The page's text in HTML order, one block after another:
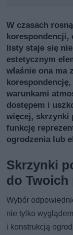
W czasach
korespondencji,
listy staje się
estetycznym
właśnie ona ma
warunkami
dostępem i
więcej, skrzynki
funkcję
ogrodzenia lub
Skrzynki
do
Wybór
nie tylko
i konstrukcją